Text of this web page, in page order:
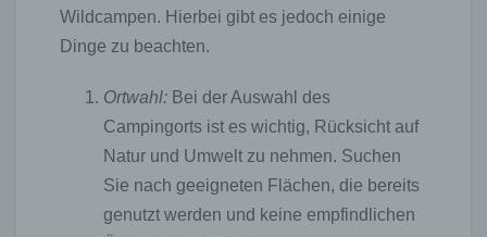
Wildcampen. Hierbei gibt es jedoch einige
Dinge zu beachten.
Ortwahl: Bei der Auswahl des
Campingorts ist es wichtig, Rücksicht auf
Natur und Umwelt zu nehmen. Suchen
Sie nach geeigneten Flächen, die bereits
genutzt werden und keine empfindlichen
Internetseite durch eine betroffene Person oder ein
automatisiertes System eine Reihe von
allgemeinen Daten und Informationen werden in
werden können die (1) verwendeten Browsertypen
und Versionen, (2) das vom zugreifenden System
verwendete Betriebssystem, (3) die Internetseite,
von welcher ein zugreifendes System auf unsere
Internetseite gelangt (sogenannte Referrer), (4) die